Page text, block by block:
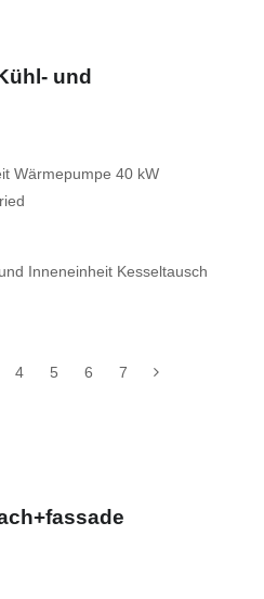
und
Wärmepumpe 40 kW
Inneneinheit Kesseltausch
4 5 6 7